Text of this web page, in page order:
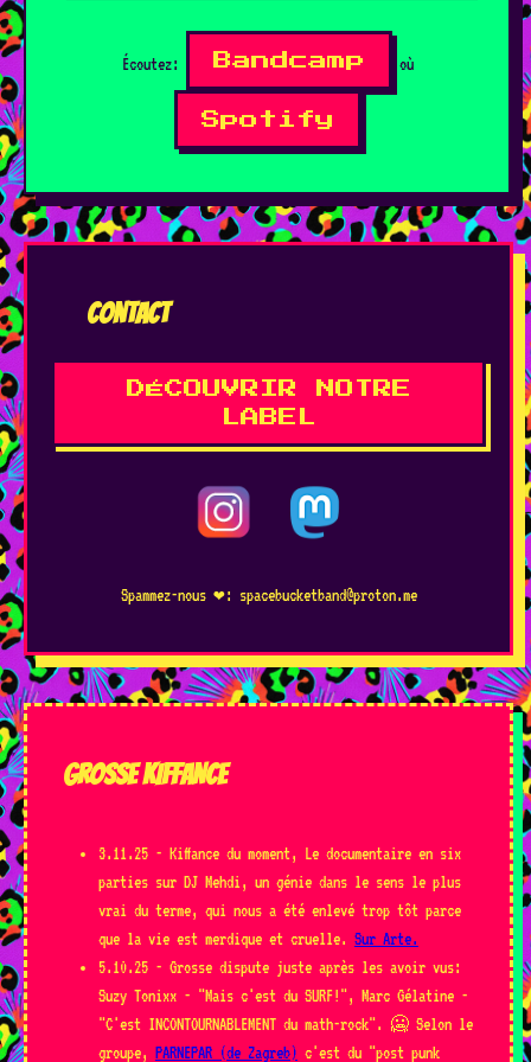
- Bourg-en-Bresse - La Tannerie
- Langenthal [CH] - Langenthaler Kulturnacht (Tim und
08/05- Zürich [CH] - Post Squat
- Cloppenburg [DE] - Secret gig
- Aarau [CH] - Kubo (Akkuflexx + Hedonismus3000)
- Grenoble - Locale Autogéré (+ M.I.T.)
19/04- Allier - Ultra secret giga cool party
Tiubes + DJ Bissap)
- Nice - L'Altherax (+ Catchy Peril + No End Date)
14/02 - Cesena [IT] - Magazzino Parallelo
- Zagreb [HR] - Močvara (+ The Hahas & the Blablas)
Écoutez: Bandcamp où
Spotify
CONTACT
DÉCOUVRIR NOTRE
LABEL
Spammez-nous ❤️: spacebucketband@proton.me
GROSSE KIFFANCE
3.11.25 - Kiffance du moment, Le documentaire en six
parties sur DJ Mehdi, un génie dans le sens le plus
vrai du terme, qui nous a été enlevé trop tôt parce
que la vie est merdique et cruelle. Sur Arte.
5.10.25 - Grosse dispute juste après les avoir vus:
Suzy Tonixx - "Mais c'est du SURF!", Marc Gélatine -
"C'est INCONTOURNABLEMENT du math-rock". 🥶 Selon le
groupe, PARNEPAR (de Zagreb) c'est du "post punk